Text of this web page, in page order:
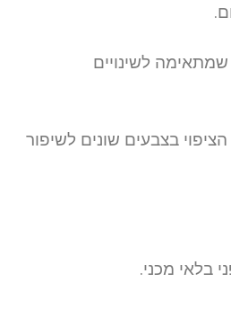
לשינויים
בצבעים שונים לשיפור
בלאי מכני.